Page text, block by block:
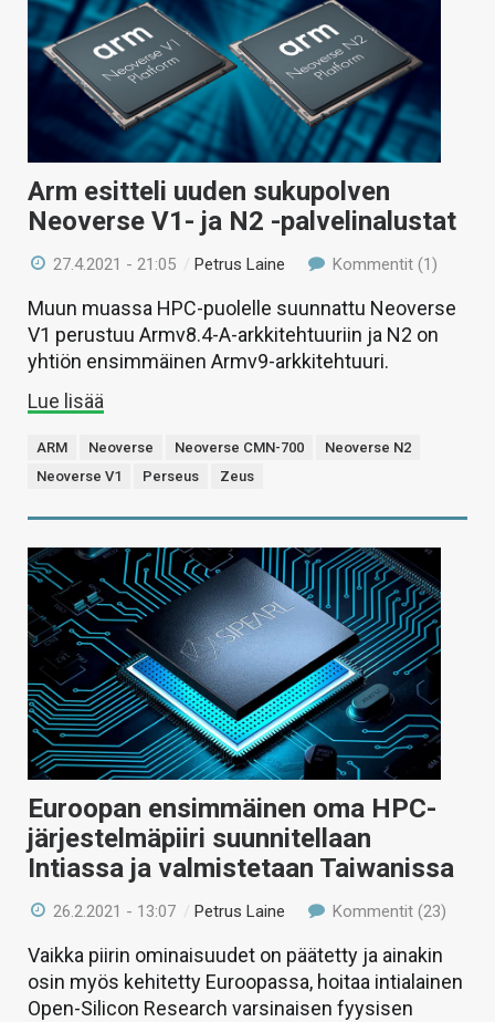
HINTA.FI
KAUPPA
VAIHDA TEEMA
HAKU
Arm esitteli uuden sukupolven
Neoverse V1- ja N2 -palvelinalustat
27.4.2021 - 21:05 /Petrus Laine Kommentit (1)
Muun muassa HPC-puolelle suunnattu Neoverse
V1 perustuu Armv8.4-A-arkkitehtuuriin ja N2 on
yhtiön ensimmäinen Armv9-arkkitehtuuri.
Lue lisää
ARM Neoverse Neoverse CMN-700
Neoverse N2
Neoverse V1
Perseus Zeus
Euroopan ensimmäinen oma HPC-
järjestelmäpiiri suunnitellaan
Intiassa ja valmistetaan Taiwanissa
26.2.2021 - 13:07 /Petrus Laine Kommentit (23)
Vaikka piirin ominaisuudet on päätetty ja ainakin
osin myös kehitetty Euroopassa, hoitaa intialainen
Open-Silicon Research varsinaisen fyysisen